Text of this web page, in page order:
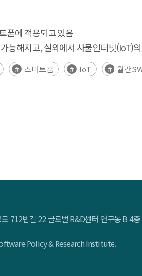
폰에 적용되고 있음
능해지고, 실외에서 사물인터넷(IoT)
스마트홈 IoT 월간
로 712번길 22 글로벌 R&D센터 연구동 B
Policy & Research Institute.